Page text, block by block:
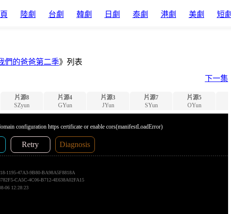
陸劇 台劇 韓劇 日劇 泰劇 港劇 美劇 短劇
們的爸爸第二季》列表
下一集
片源8
SZyun
片源4
GYun
片源3
JYun
片源7
SYun
片源5
OYun